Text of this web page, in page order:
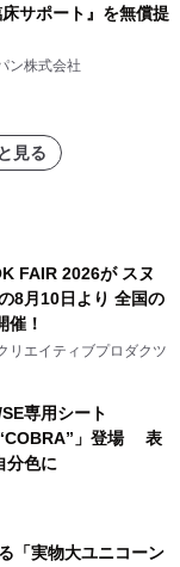
サポート』を無償提
ン株式会社
見る
FAIR 2026が スヌ
8月10日より 全国の
催！
リエイティブプロダクツ
専用シート
“COBRA”」登場 表
分色に
「実物大ユニコーン